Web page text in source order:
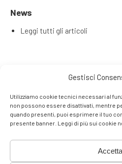
Gestisci
Utilizziamo cookie tecnici necessari al
non possono essere disattivati, mentre
quando presenti, puoi esprimere il tuo
presente banner. Leggi di più sui cookie
Accetta
News
Leggi tutti gli articoli
commerciale ha bisogno di una
(CSR)
Remote Seller di Successo: Le
Fanno la Differenza
Vincere a Distanza: Perché